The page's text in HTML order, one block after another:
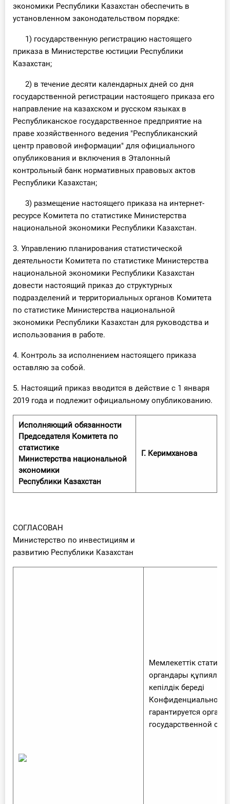
экономики Республики Казахстан обеспечить в
установленном законодательством порядке:
1) государственную регистрацию настоящего
приказа в Министерстве юстиции Республики
Казахстан;
2) в течение десяти календарных дней со дня
государственной регистрации настоящего приказа его
направление на казахском и русском языках в
Республиканское государственное предприятие на
праве хозяйственного ведения "Республиканский
центр правовой информации" для официального
опубликования и включения в Эталонный
контрольный банк нормативных правовых актов
Республики Казахстан;
3) размещение настоящего приказа на интернет-
ресурсе Комитета по статистике Министерства
национальной экономики Республики Казахстан.
3. Управлению планирования статистической
деятельности Комитета по статистике Министерства
национальной экономики Республики Казахстан
довести настоящий приказ до структурных
подразделений и территориальных органов Комитета
по статистике Министерства национальной
экономики Республики Казахстан для руководства и
использования в работе.
4. Контроль за исполнением настоящего приказа
оставляю за собой.
5. Настоящий приказ вводится в действие с 1 января
2019 года и подлежит официальному опубликованию.
Исполняющий обязанности
Председателя Комитета по
статистике
Министерства национальной
экономики
Республики Казахстан
Г. Керимханова
СОГЛАСОВАН
Министерство по инвестициям и
развитию Республики Казахстан
Мемлекеттік
органдары
кепілдік береді
Конфиденциальность
гарантируется
государственной